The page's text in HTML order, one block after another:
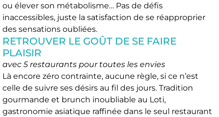
ou élever son métabolisme… Pas de défis
inaccessibles, juste la satisfaction de se réapproprier
des sensations oubliées.
RETROUVER LE GOÛT DE SE FAIRE
PLAISIR
avec 5 restaurants pour toutes les envies
Là encore zéro contrainte, aucune règle, si ce n’est
celle de suivre ses désirs au fil des jours. Tradition
gourmande et brunch inoubliable au Loti,
gastronomie asiatique raffinée dans le seul restaurant